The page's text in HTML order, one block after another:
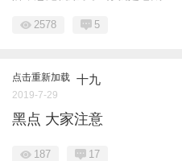
2578 5
点击重新加载 十九
2019-7-29
黑点 大家注意
187 17